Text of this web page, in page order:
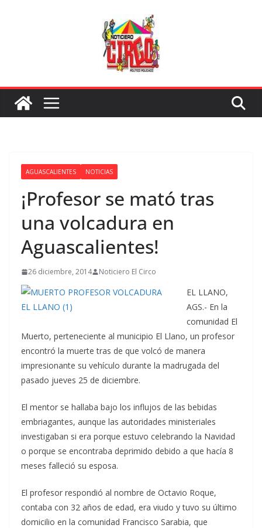
AGUASCALIENTES NOTICIAS
¡Profesor se mató tras
una volcadura en
Aguascalientes!
26 diciembre, 2014 Noticiero El Circo
EL LLANO,
AGS.- En la
comunidad El
Muerto, perteneciente al municipio El Llano, un profesor
encontró la muerte tras de que volcó de manera
impresionante su vehículo durante la madrugada del
pasado jueves 25 de diciembre.
El mentor se hallaba bajo los influjos de las bebidas
embriagantes, aunque las autoridades ministeriales
investigaban si era porque estuvo celebrando la Navidad
o porque se encontraba deprimido debido a que hacía 8
meses falleció su esposa.
El profesor respondió al nombre de Octavio Roque,
contaba con 32 años de edad, era viudo y tuvo su último
domicilio en la comunidad Francisco Sarabia, que